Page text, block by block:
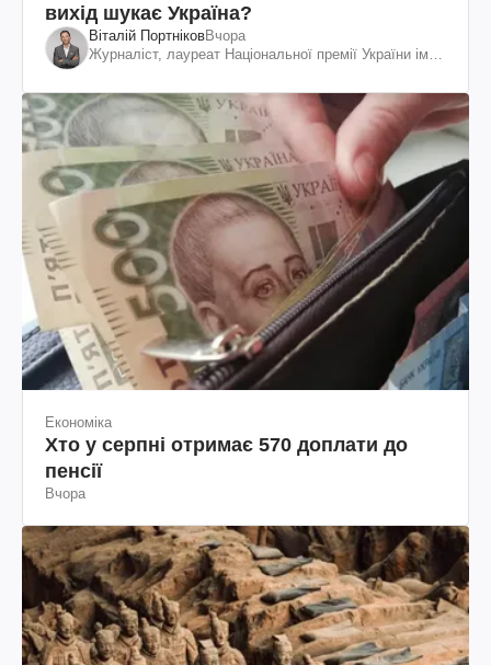
вихід шукає Україна?
Віталій ПортніковВчора
Журналіст, лауреат Національної премії України ім.
Економіка
Хто у серпні отримає 570 доплати до
пенсії
Вчора